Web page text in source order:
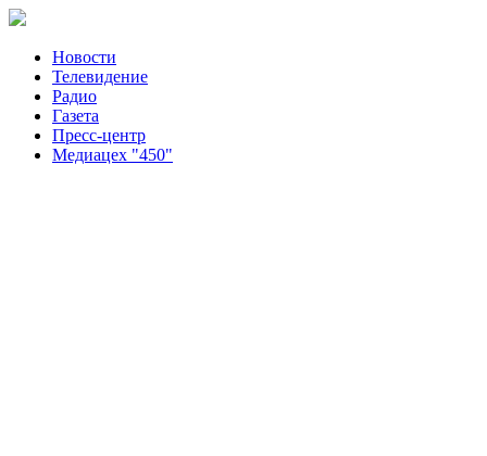
Новости
Телевидение
Радио
Газета
Пресс-центр
Медиацех "450"